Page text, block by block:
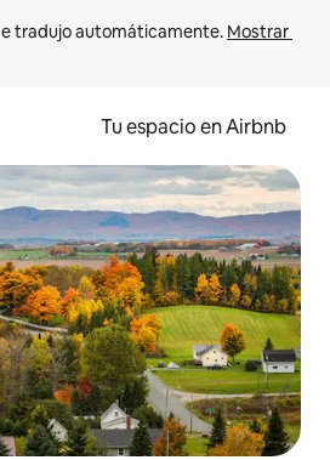
tradujo automáticamente. Mostrar
Tu espacio en Airbnb